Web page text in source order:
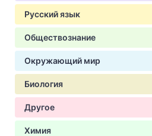
Русский язык
Обществознание
Окружающий мир
Биология
Другое
Химия